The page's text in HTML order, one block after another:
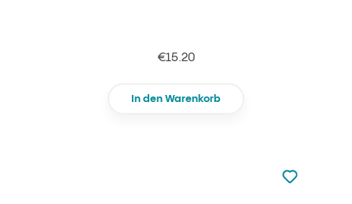
€15.20
In den Warenkorb
zu den
zu Ihren